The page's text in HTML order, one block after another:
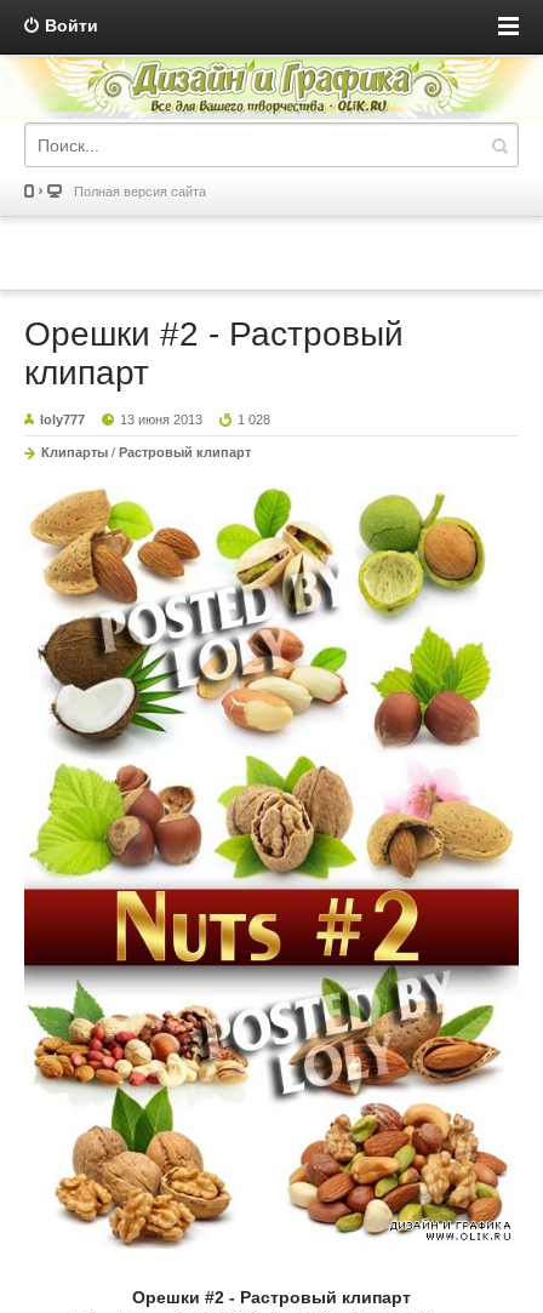
Войти
Полная версия сайта
Орешки #2 - Растровый
клипарт
loly777 13 июня 2013 1 028
Клипарты / Растровый клипарт
Орешки #2 - Растровый клипарт